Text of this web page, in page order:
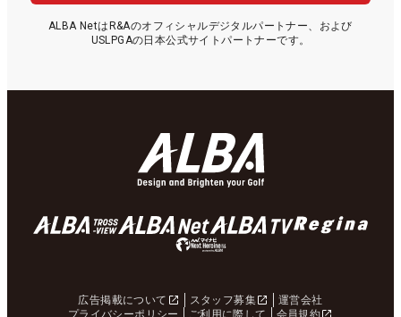
ALBA NetはR&Aのオフィシャルデジタルパートナー、および
USLPGAの日本公式サイトパートナーです。
広告掲載について スタッフ募集
運営会社
プライバシーポリシー
ご利用に際して 会員規約